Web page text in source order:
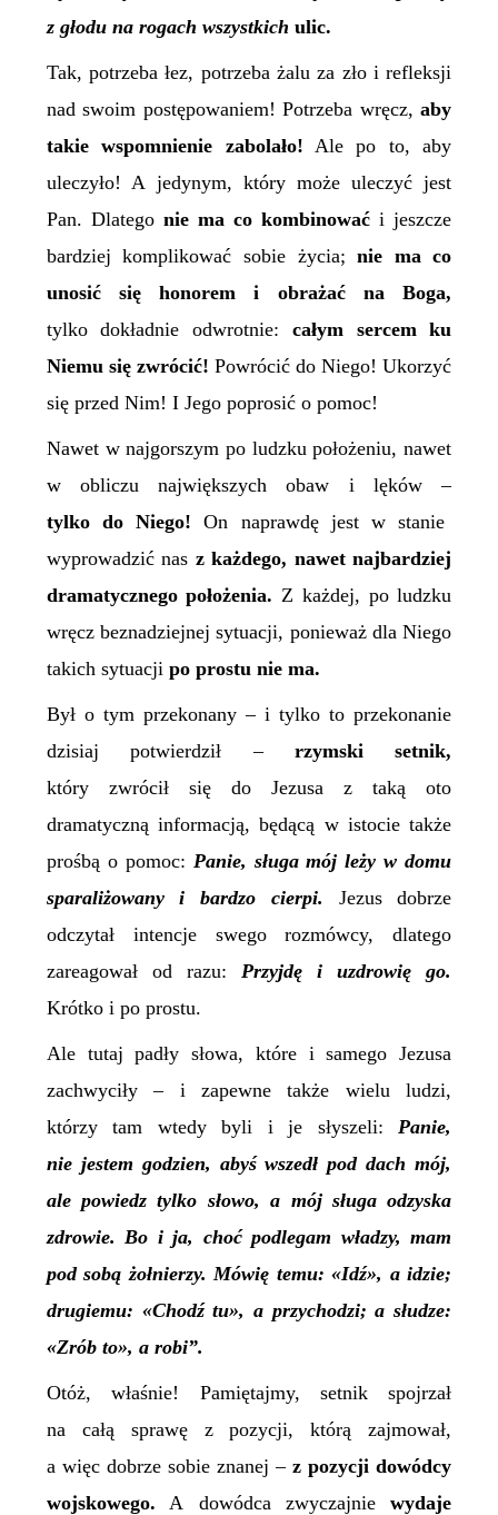
z głodu na rogach wszystkich ulic.
Tak, potrzeba łez, potrzeba żalu za zło i refleksji
nad swoim postępowaniem! Potrzeba wręcz,aby
takie wspomnienie zabolało! Ale po to, aby
uleczyło! A jedynym, który może uleczyć jest
Pan. Dlategonie ma co kombinować i jeszcze
bardziej komplikować sobie życia;nie ma co
unosić się honorem i obrażać na Boga,
tylko dokładnie odwrotnie: całym sercem ku
Niemu się zwrócić! Powrócić do Niego! Ukorzyć
się przed Nim! I Jego poprosić o pomoc!
Nawet w najgorszym po ludzku położeniu, nawet
w obliczu największych obaw i lęków –
tylko do Niego!On naprawdę jest w stanie
wyprowadzić nas z każdego, nawet najbardziej
dramatycznego położenia. Z każdej, po ludzku
wręcz beznadziejnej sytuacji, ponieważ dla Niego
takich sytuacji po prostu nie ma.
Był o tym przekonany – i tylko to przekonanie
dzisiaj potwierdził –rzymski setnik,
który zwrócił się do Jezusa z taką oto
dramatyczną informacją, będącą w istocie także
prośbą o pomoc: Panie, sługa mój leży w domu
sparaliżowany i bardzo cierpi.
Jezus dobrze
odczytał intencje swego rozmówcy, dlatego
zareagował od razu: Przyjdę i uzdrowię go.
Krótko i po prostu.
Ale tutaj padły słowa, które i samego Jezusa
zachwyciły – izapewne także wielu ludzi,
którzy tam wtedy byli i je słyszeli:Panie,
nie jestem godzien, abyś wszedł pod dach mój,
ale powiedz tylko słowo, a mój sługa odzyska
zdrowie. Bo i ja, choć podlegam władzy, mam
pod sobą żołnierzy. Mówię temu: «Idź», a idzie;
drugiemu: «Chodź tu», a przychodzi; a słudze:
«Zrób to», a robi”.
Otóż, właśnie! Pamiętajmy, setnik spojrzał
na całą sprawę z pozycji, którą zajmował,
a więc dobrze sobie znanej –z pozycji dowódcy
wojskowego. A dowódca zwyczajniewydaje